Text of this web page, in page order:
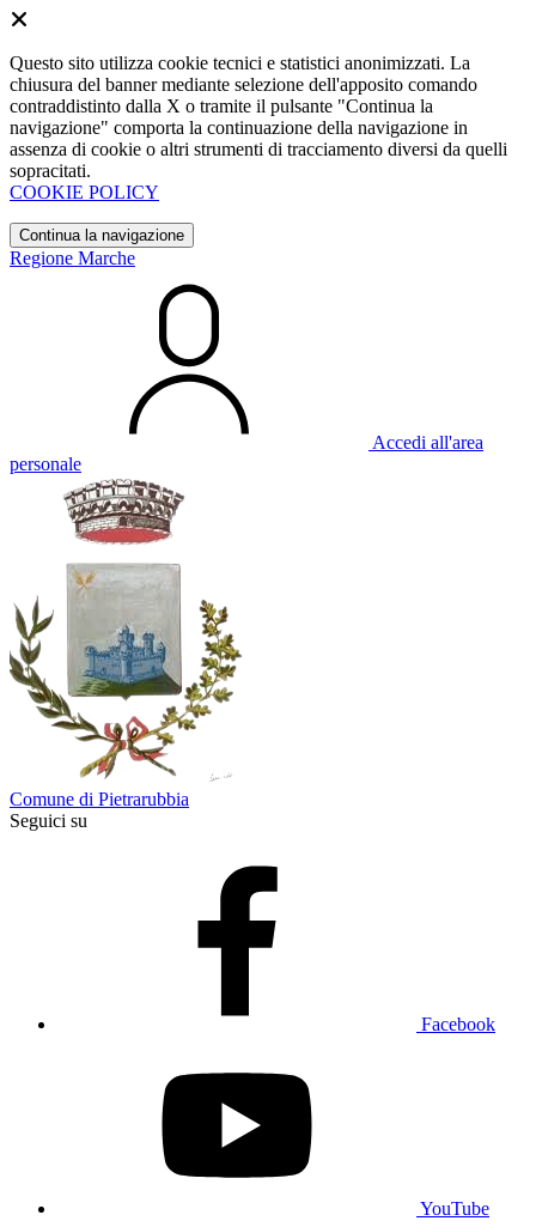
Questo sito utilizza cookie tecnici e statistici anonimizzati. La
chiusura del banner mediante selezione dell'apposito comando
contraddistinto dalla X o tramite il pulsante "Continua la
navigazione" comporta la continuazione della navigazione in
assenza di cookie o altri strumenti di tracciamento diversi da quelli
sopracitati.
COOKIE POLICY
Continua la navigazione
Regione Marche
Accedi all'area
personale
Comune di Pietrarubbia
Seguici su
Facebook
YouTube